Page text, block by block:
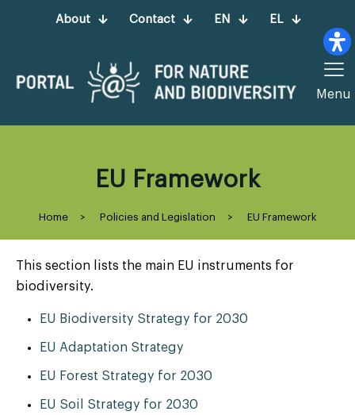
About Contact EN EL
Menu
EU Framework
Home > Policies and Legislation > EU Framework
This section lists the main EU instruments for
biodiversity.
EU Biodiversity Strategy for 2030
EU Adaptation Strategy
EU Forest Strategy for 2030
EU Soil Strategy for 2030